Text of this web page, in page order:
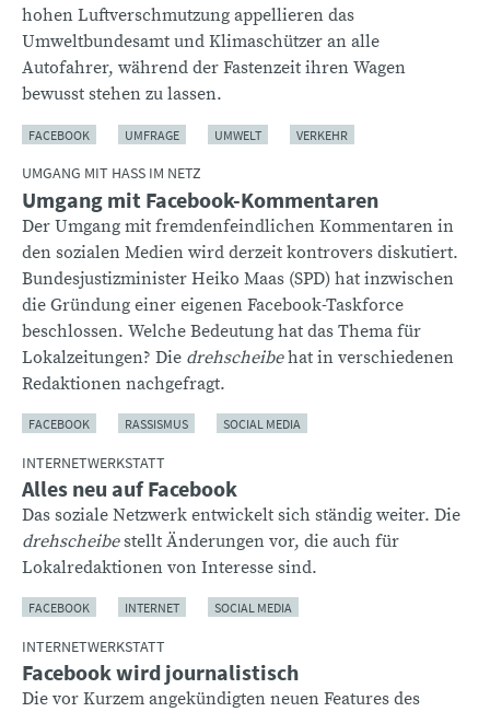
hohen Luftverschmutzung appellieren das
Umweltbundesamt und Klimaschützer an alle
Autofahrer, während der Fastenzeit ihren Wagen
bewusst stehen zu lassen.
FACEBOOK UMFRAGE UMWELT VERKEHR
UMGANG MIT HASS IM NETZ
Umgang mit Facebook-Kommentaren
Der Umgang mit fremdenfeindlichen Kommentaren in
den sozialen Medien wird derzeit kontrovers diskutiert.
Bundesjustizminister Heiko Maas (SPD) hat inzwischen
die Gründung einer eigenen Facebook-Taskforce
beschlossen. Welche Bedeutung hat das Thema für
Lokalzeitungen? Die drehscheibehat in verschiedenen
Redaktionen nachgefragt.
FACEBOOK RASSISMUS SOCIAL MEDIA
INTERNETWERKSTATT
Alles neu auf Facebook
Das soziale Netzwerk entwickelt sich ständig weiter. Die
drehscheibestellt Änderungen vor, die auch für
Lokalredaktionen von Interesse sind.
FACEBOOK INTERNET SOCIAL MEDIA
INTERNETWERKSTATT
Facebook wird journalistisch
Die vor Kurzem angekündigten neuen Features des